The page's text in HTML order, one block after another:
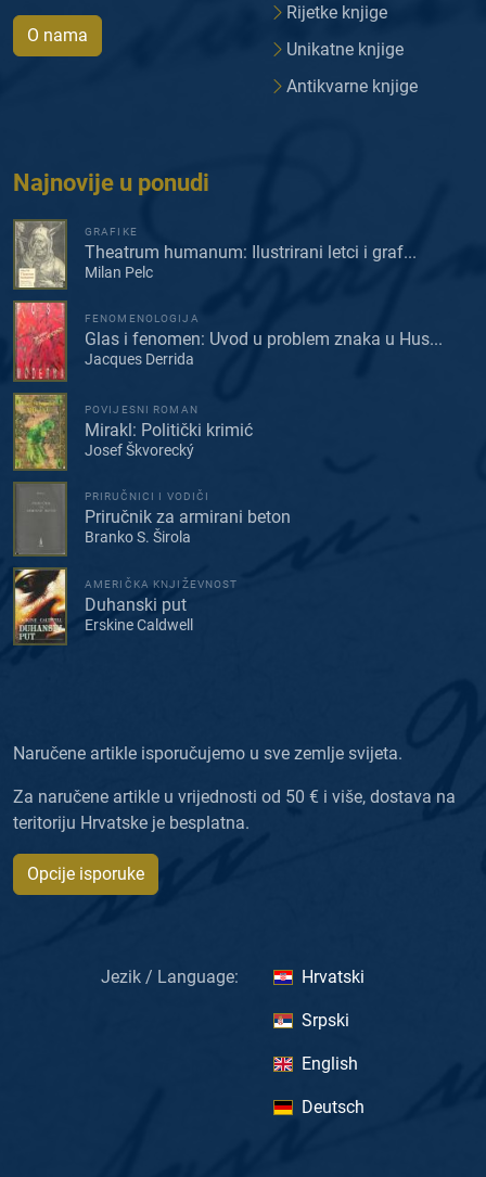
O nama
Rijetke knjige
Unikatne knjige
Antikvarne knjige
Najnovije u ponudi
GRAFIKE
Theatrum humanum: Ilustrirani letci i graf...
Milan Pelc
FENOMENOLOGIJA
Glas i fenomen: Uvod u problem znaka u Hus...
Jacques Derrida
POVIJESNI ROMAN
Mirakl: Politički krimić
Josef Škvorecký
PRIRUČNICI I VODIČI
Priručnik za armirani beton
Branko S. Širola
AMERIČKA KNJIŽEVNOST
Duhanski put
Erskine Caldwell
Naručene artikle isporučujemo u sve zemlje svijeta.
Za naručene artikle u vrijednosti od 50 € i više, dostava na
teritoriju Hrvatske je besplatna.
Opcije isporuke
Jezik / Language: Hrvatski
Srpski
English
Deutsch